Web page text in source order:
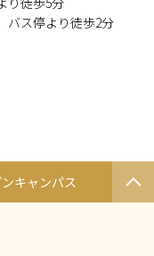
バス停より徒歩2分
キャンパス